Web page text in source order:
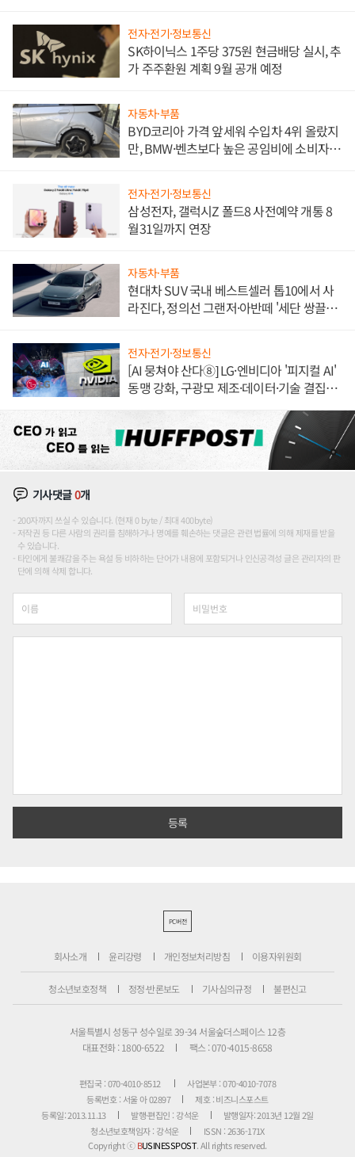
전자·전기·정보통신
SK하이닉스 1주당 375원 현금배당 실시, 추
가 주주환원 계획 9월 공개 예정
자동차·부품
BYD코리아 가격 앞세워 수입차 4위 올랐지
만, BMW·벤츠보다 높은 공임비에 소비자
전자·전기·정보통신
삼성전자, 갤럭시Z 폴드8 사전예약 개통 8
월31일까지 연장
자동차·부품
현대차 SUV 국내 베스트셀러 톱10에서 사
라진다, 정의선 그랜저·아반떼 '세단 쌍끌
전자·전기·정보통신
[AI 뭉쳐야 산다⑧] LG·엔비디아 '피지컬 AI'
동맹 강화, 구광모 제조·데이터·기술 결집
기사댓글0개
200자까지 쓰실 수 있습니다. (현재 0 byte / 최대 400byte)
저작권 등 다른 사람의 권리를 침해하거나 명예를 훼손하는 댓글은 관련 법률에 의해 제재를 받을
수 있습니다.
타인에게 불쾌감을 주는 욕설 등 비하하는 단어가 내용에 포함되거나 인신공격성 글은 관리자의 판
단에 의해 삭제 합니다.
PC버전
회사소개 윤리강령 개인정보처리방침 이용자위원회
청소년보호정책 정정·반론보도 기사심의규정 불편신고
서울특별시 성동구 성수일로 39-34 서울숲더스페이스 12층
대표전화 : 1800-6522
팩스 : 070-4015-8658
편집국 : 070-4010-8512
사업본부 : 070-4010-7078
등록번호 : 서울 아 02897
제호 : 비즈니스포스트
등록일: 2013.11.13
발행·편집인 : 강석운
발행일자: 2013년 12월 2일
청소년보호책임자 : 강석운
ISSN : 2636-171X
Copyright ⓒBUSINESSPOST. All rights reserved.